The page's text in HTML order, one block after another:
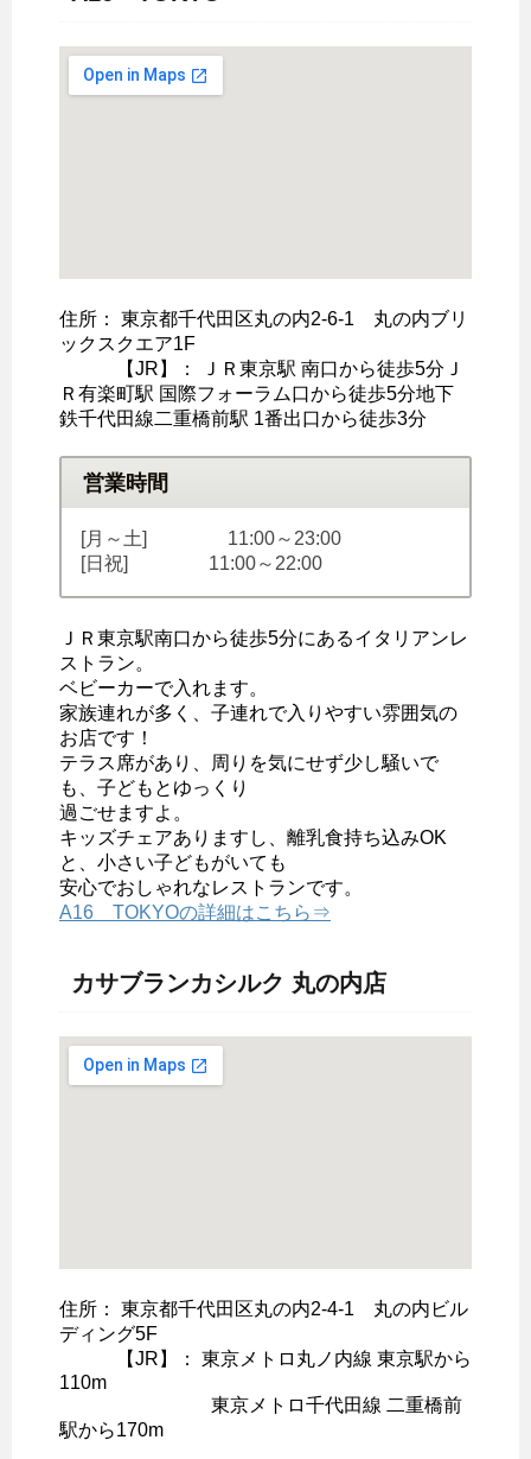
住所： 東京都千代田区丸の内2-6-1 丸の内ブリ
ックスクエア1F
【JR】： ＪＲ東京駅 南口から徒歩5分Ｊ
Ｒ有楽町駅 国際フォーラム口から徒歩5分地下
鉄千代田線二重橋前駅 1番出口から徒歩3分
営業時間
[月～土] 11:00～23:00
[日祝] 11:00～22:00
ＪＲ東京駅南口から徒歩5分にあるイタリアンレ
ストラン。
ベビーカーで入れます。
家族連れが多く、子連れで入りやすい雰囲気の
お店です！
テラス席があり、周りを気にせず少し騒いで
も、子どもとゆっくり
過ごせますよ。
キッズチェアありますし、離乳食持ち込みOK
と、小さい子どもがいても
安心でおしゃれなレストランです。
A16 TOKYOの詳細はこちら⇒
カサブランカシルク 丸の内店
住所： 東京都千代田区丸の内2-4-1 丸の内ビル
ディング5F
【JR】： 東京メトロ丸ノ内線 東京駅から
110m
東京メトロ千代田線 二重橋前
駅から170m